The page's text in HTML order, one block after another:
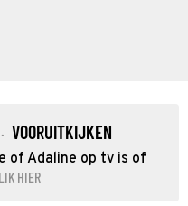
· VOORUITKIJKEN
of Adaline op tv is of
HIER